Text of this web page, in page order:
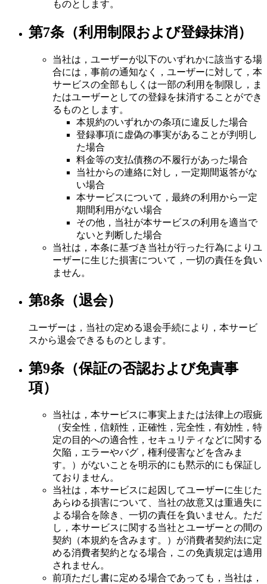
ものとします。
第7条（利用制限および登録抹消）
当社は，ユーザーが以下のいずれかに該当する場
合には，事前の通知なく，ユーザーに対して，本
サービスの全部もしくは一部の利用を制限し，ま
たはユーザーとしての登録を抹消することができ
るものとします。
本規約のいずれかの条項に違反した場合
登録事項に虚偽の事実があることが判明し
た場合
料金等の支払債務の不履行があった場合
当社からの連絡に対し，一定期間返答がな
い場合
本サービスについて，最終の利用から一定
期間利用がない場合
その他，当社が本サービスの利用を適当で
ないと判断した場合
当社は，本条に基づき当社が行った行為によりユ
ーザーに生じた損害について，一切の責任を負い
ません。
第8条（退会）
ユーザーは，当社の定める退会手続により，本サービ
スから退会できるものとします。
第9条（保証の否認および免責事
項）
当社は，本サービスに事実上または法律上の瑕疵
（安全性，信頼性，正確性，完全性，有効性，特
定の目的への適合性，セキュリティなどに関する
欠陥，エラーやバグ，権利侵害などを含みま
す。）がないことを明示的にも黙示的にも保証し
ておりません。
当社は，本サービスに起因してユーザーに生じた
あらゆる損害について、当社の故意又は重過失に
よる場合を除き、一切の責任を負いません。ただ
し，本サービスに関する当社とユーザーとの間の
契約（本規約を含みます。）が消費者契約法に定
める消費者契約となる場合，この免責規定は適用
されません。
前項ただし書に定める場合であっても，当社は，